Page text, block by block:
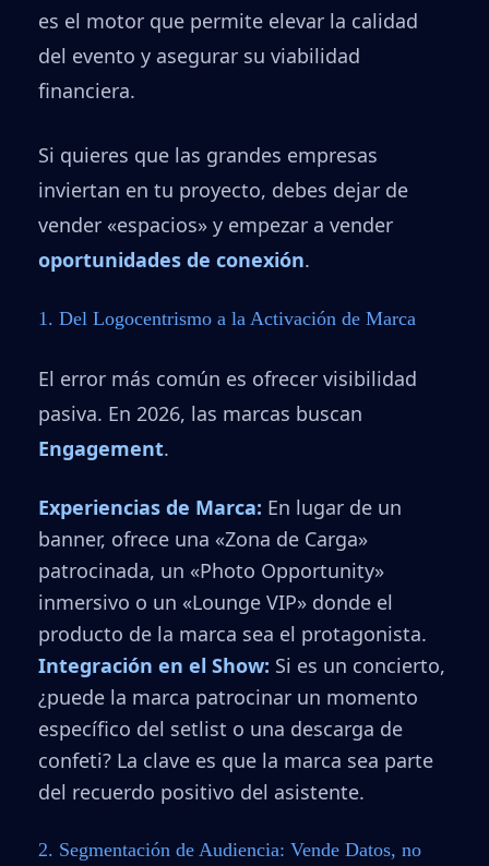
es el motor que permite elevar la calidad
del evento y asegurar su viabilidad
financiera.
Si quieres que las grandes empresas
inviertan en tu proyecto, debes dejar de
vender «espacios» y empezar a vender
oportunidades de conexión.
1. Del Logocentrismo a la Activación de Marca
El error más común es ofrecer visibilidad
pasiva. En 2026, las marcas buscan
Engagement.
Experiencias de Marca: En lugar de un
banner, ofrece una «Zona de Carga»
patrocinada, un «Photo Opportunity»
inmersivo o un «Lounge VIP» donde el
producto de la marca sea el protagonista.
Integración en el Show: Si es un concierto,
¿puede la marca patrocinar un momento
específico del setlist o una descarga de
confeti? La clave es que la marca sea parte
del recuerdo positivo del asistente.
2. Segmentación de Audiencia: Vende Datos, no